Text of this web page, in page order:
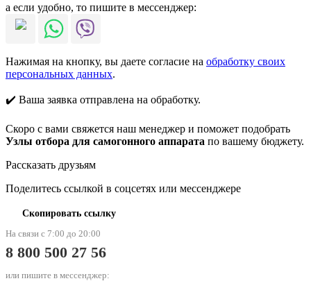
а если удобно, то пишите в мессенджер:
Нажимая на кнопку, вы даете согласие на обработку своих
персональных данных.
✔️ Ваша заявка отправлена на обработку.
Скоро с вами свяжется наш менеджер и поможет подобрать
Узлы отбора для самогонного аппарата по вашему бюджету.
Рассказать друзьям
Поделитесь ссылкой в соцсетях или мессенджере
Скопировать ссылку
На связи с 7:00 до 20:00
8 800 500 27 56
или пишите в мессенджер: